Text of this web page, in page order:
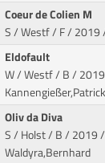
Coeur de Colien M
S / Westf / F / 2019
Eldofault
W / Westf / B /
Oliv da Diva
S / Holst / B / 2019
Waldyra,Bernhard